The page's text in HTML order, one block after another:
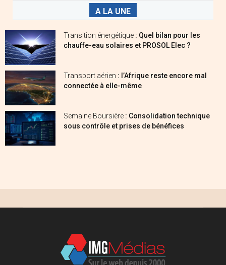
A LA UNE
Transition énergétique : Quel bilan pour les
chauffe-eau solaires et PROSOL Elec ?
Transport aérien : l’Afrique reste encore mal
connectée à elle-même
Semaine Boursière : Consolidation technique
sous contrôle et prises de bénéfices